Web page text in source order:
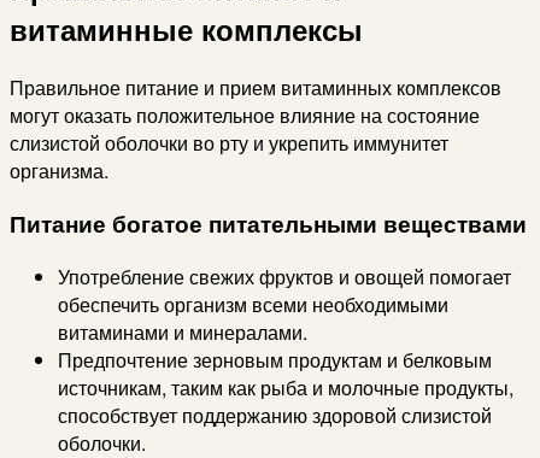
витаминные комплексы
Правильное питание и прием витаминных комплексов
могут оказать положительное влияние на состояние
слизистой оболочки во рту и укрепить иммунитет
организма.
Питание богатое питательными веществами
Употребление свежих фруктов и овощей помогает
обеспечить организм всеми необходимыми
витаминами и минералами.
Предпочтение зерновым продуктам и белковым
источникам, таким как рыба и молочные продукты,
способствует поддержанию здоровой слизистой
оболочки.